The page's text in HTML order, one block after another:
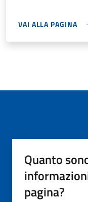
VAI ALLA PAGINA
Quanto
pagina?